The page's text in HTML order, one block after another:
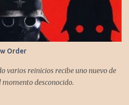
Order
varios reinicios recibe uno nuevo de
desconocido.